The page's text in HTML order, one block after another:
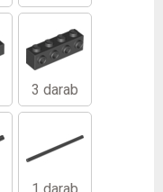
3 darab